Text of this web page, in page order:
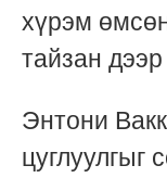
хүрэм
тайзан
Энтони
цуглуулгыг